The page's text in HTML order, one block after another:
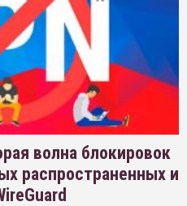
волна блокировок
распространенных и